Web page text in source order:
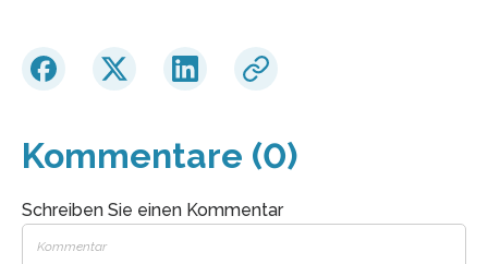
Kommentare (0)
Schreiben Sie einen Kommentar